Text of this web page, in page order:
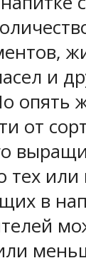
и
опять
от
тех
в